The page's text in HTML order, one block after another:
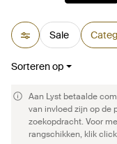
Sale
Sorteren op
Aan Lyst betaalde
van invloed zijn op de
zoekopdracht. Voor
rangschikken, klik click